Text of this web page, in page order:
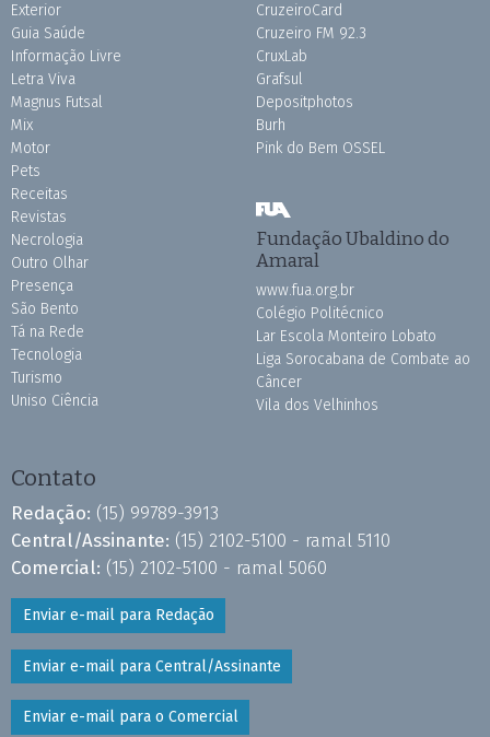
Exterior
Guia Saúde
Informação Livre
Letra Viva
Magnus Futsal
Mix
Motor
Pets
Receitas
Revistas
Necrologia
Outro Olhar
Presença
São Bento
Tá na Rede
Tecnologia
Turismo
Uniso Ciência
CruzeiroCard
Cruzeiro FM 92.3
CruxLab
Grafsul
Depositphotos
Burh
Pink do Bem OSSEL
Fundação Ubaldino do
Amaral
www.fua.org.br
Colégio Politécnico
Lar Escola Monteiro Lobato
Liga Sorocabana de Combate ao
Câncer
Vila dos Velhinhos
Contato
Redação: (15) 99789-3913
Central/Assinante: (15) 2102-5100 - ramal 5110
Comercial: (15) 2102-5100 - ramal 5060
Enviar e-mail para Redação
Enviar e-mail para Central/Assinante
Enviar e-mail para o Comercial